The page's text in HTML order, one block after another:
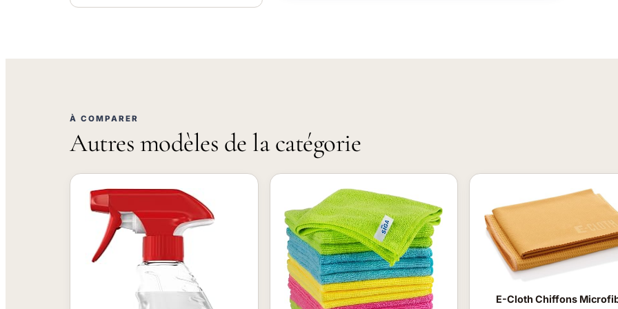
À COMPARER
Autres modèles de la catégorie
E-Cloth Chiffons